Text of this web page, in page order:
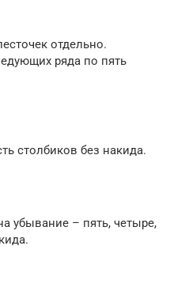
отдельно.
ряда по пять
столбиков без накида.
убывание – пять, четыре,